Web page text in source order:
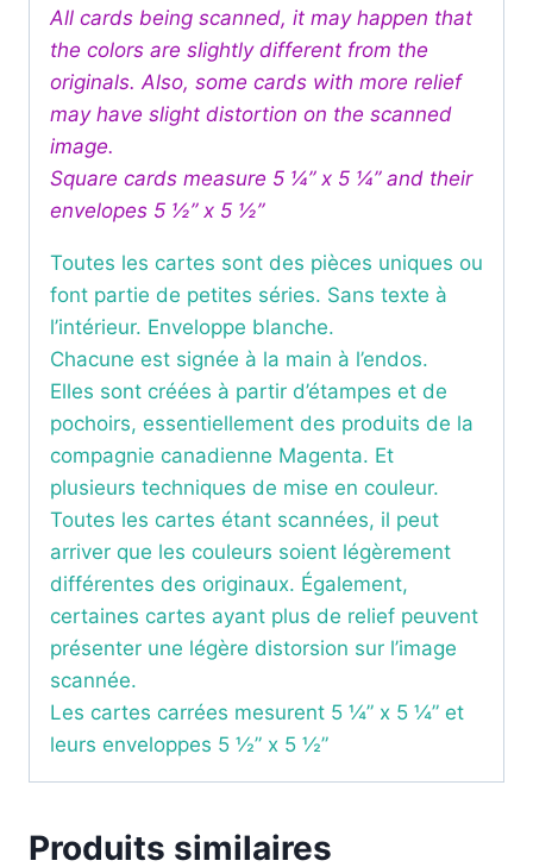
All cards being scanned, it may happen that
the colors are slightly different from the
originals. Also, some cards with more relief
may have slight distortion on the scanned
image.
Square cards measure 5 ¼” x 5 ¼” and their
envelopes 5 ½” x 5 ½”
Toutes les cartes sont des pièces uniques ou
font partie de petites séries. Sans texte à
l’intérieur. Enveloppe blanche.
Chacune est signée à la main à l’endos.
Elles sont créées à partir d’étampes et de
pochoirs, essentiellement des produits de la
compagnie canadienne Magenta. Et
plusieurs techniques de mise en couleur.
Toutes les cartes étant scannées, il peut
arriver que les couleurs soient légèrement
différentes des originaux. Également,
certaines cartes ayant plus de relief peuvent
présenter une légère distorsion sur l’image
scannée.
Les cartes carrées mesurent 5 ¼” x 5 ¼” et
leurs enveloppes 5 ½” x 5 ½”
Produits similaires